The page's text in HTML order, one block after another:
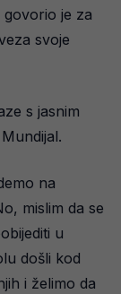
govorio je za
svoje
s jasnim
na
mislim da se
u
došli kod
i želimo da